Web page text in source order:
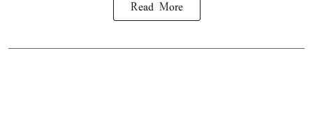
Read More